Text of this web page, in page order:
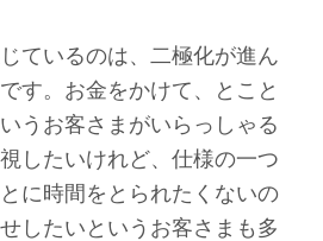
いるのは、二極化が進ん
す。お金をかけて、とこと
うお客さまがいらっしゃる
したいけれど、仕様の一つ
に時間をとられたくないの
したいというお客さまも多